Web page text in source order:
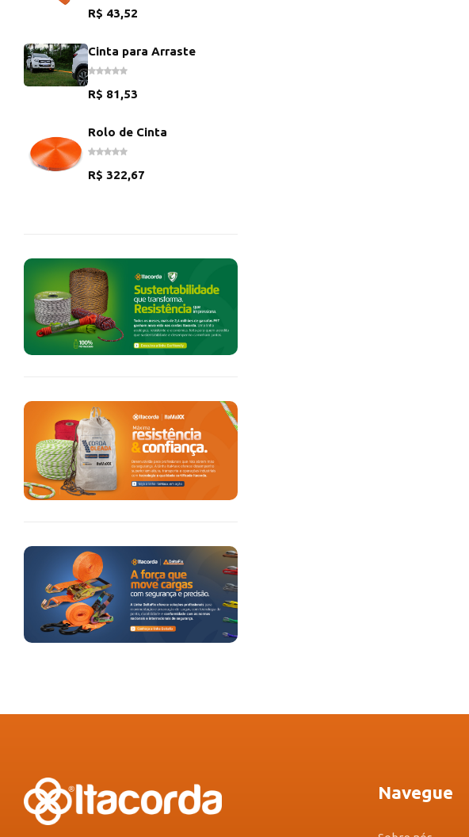
R$ 43,52
Cinta para Arraste
R$ 81,53
Rolo de Cinta
R$ 322,67
Navegue